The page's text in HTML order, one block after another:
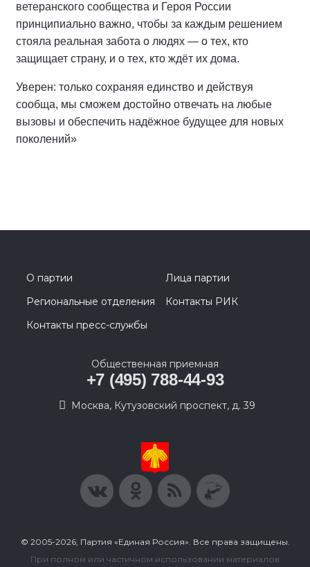
ветеранского сообщества и Героя России
принципиально важно, чтобы за каждым решением
стояла реальная забота о людях — о тех, кто
защищает страну, и о тех, кто ждёт их дома.
Уверен: только сохраняя единство и действуя
сообща, мы сможем достойно отвечать на любые
вызовы и обеспечить надёжное будущее для новых
поколений»
О партии
Лица партии
Региональные отделения
Контакты РИК
Контакты пресс-службы
Общественная приемная
+7 (495) 788-44-93
Москва, Кутузовский проспект, д. 39
© 2005-2026, Партия «Единая Россия». Все права защищены.
При полном или частичном использовании материалов